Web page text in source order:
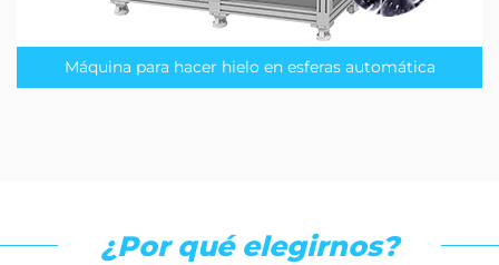
Máquina para hacer hielo en esferas automática
¿Por qué elegirnos?